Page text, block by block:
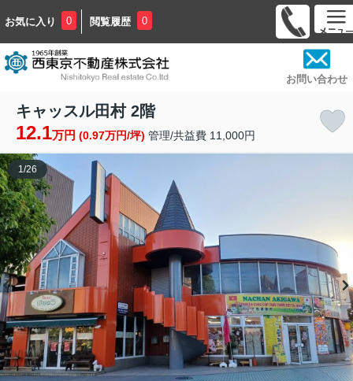
お気に入り 0 閲覧履歴 0
お問い合わせ
キャッスル田村 2階
12.1万円 (0.97万円/坪) 管理/共益費 11,000円
1 /26